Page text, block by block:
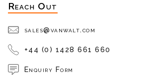
Reach Out
sales@vanwalt.com
+44 (0) 1428 661 660
Enquiry Form